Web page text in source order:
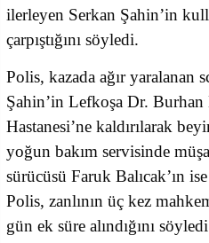
ilerleyen Serkan Şahin’in
çarpıştığını söyledi.
Polis, kazada ağır yaralanan
Şahin’in Lefkoşa Dr.
Hastanesi’ne kaldırılarak
yoğun bakım servisinde
sürücüsü Faruk Balıcak’ın
Polis, zanlının üç kez
gün ek süre alındığını